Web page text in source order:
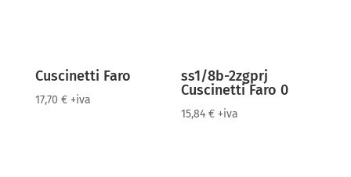
Cuscinetti Faro
17,70 € +iva
ss1/8b-2zgprj
Cuscinetti Faro 0
15,84€ +iva